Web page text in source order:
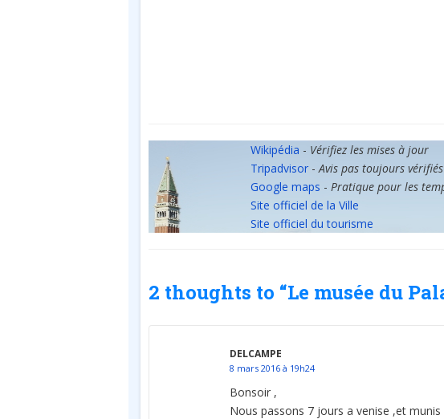
Wikipédia - Vérifiez les mises à jour
Tripadvisor- Avis pas toujours vérifiés
Google maps - Pratique pour les
Site officiel de la Ville
Site officiel du tourisme
2 thoughts to “Le musée du
DELCAMPE
8 mars 2016 à 19h24
Bonsoir ,
Nous passons 7 jours a venise ,et